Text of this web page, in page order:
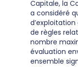
Capitale, la
a considéré
de règles
nombre
évaluation
ensemble